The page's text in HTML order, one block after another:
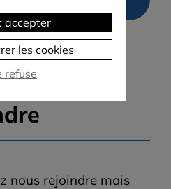
ET
nous rejoindre mais
accepter
les cookies
refuse